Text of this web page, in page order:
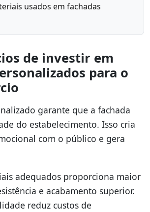
usados em fachadas
de investir em
para o
garante que a fachada
do estabelecimento. Isso cria
com o público e gera
adequados proporciona maior
e acabamento superior.
reduz custos de